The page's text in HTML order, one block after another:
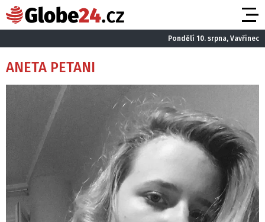
Pondělí 10. srpna, Vavřinec
ANETA PETANI